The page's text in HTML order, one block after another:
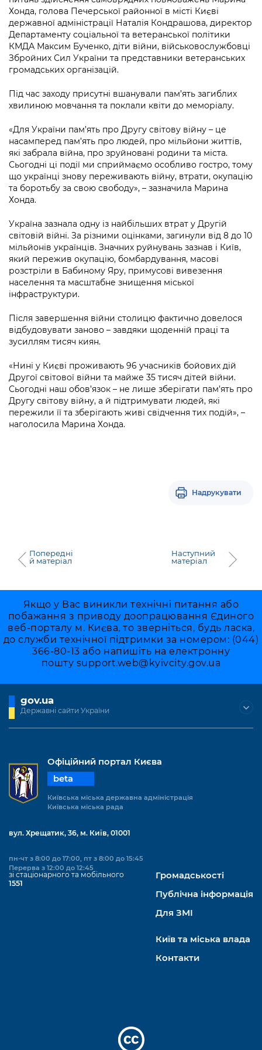
Підприємства, установи, організації
Kyiv International Relations
Річні звіти
Гендерна політика
Безбар'єрність
Київська міська військова адміністрація
Портал Захисників та Захисниць
Безбар'єрність
Портал послуг
Міський застосунок Київ Цифровий
Уряд» – місцевий рівень»
Важливе під час воєнного стану
Про відкриті дані
Портал даних Києва
Публічні дашборди
Хонда, голова Печерської районної в місті Києві
державної адміністрації Наталія Кондрашова, директор
Департаменту соціальної та ветеранської політики
КМДА Максим Бученко, діти війни, військовослужбовці
Збройних Сил України та представники ветеранських
громадських організацій.
Під час заходу присутні вшанували пам’ять загиблих
хвилиною мовчання та поклали квіти до меморіалу.
«Для України пам’ять про Другу світову війну – це
насамперед пам’ять про людей, про мільйони життів,
які забрала війна, про зруйновані родини та міста.
Сьогодні ці події ми сприймаємо особливо гостро, тому
що українці знову переживають війну, втрати, окупацію
та боротьбу за свою свободу», – зазначила Марина
Хонда.
Україна зазнала одну із найбільших втрат у Другій
світовій війні. За різними оцінками, загинули від 8 до 10
мільйонів українців. Значних руйнувань зазнав і Київ,
який пережив окупацію, бомбардування, масові
розстріли в Бабиному Яру, примусові вивезення
населення та масштабне знищення міської
інфраструктури.
Після завершення війни столицю фактично довелося
відбудовувати заново – завдяки щоденній праці та
зусиллям тисяч киян.
«Нині у Києві проживають 96 учасників бойових дій
Другої світової війни та майже 35 тисяч дітей війни.
Сьогодні наш обов’язок – не лише зберігати пам’ять про
Другу світову війну, а й підтримувати людей, які
пережили її та зберігають живі свідчення тих подій», –
наголосила Марина Хонда.
Надрукувати
Попередні
й матеріал
Наступний
матеріал
Якщо у Вас виникли технічні питання або
побажання з приводу доопрацювання Єдиного
веб-порталу м. Києва, то зверніться, будь ласка,
до служби технічної підтримки за номером: (044)
366-80-13 або напишіть на електронну
пошту support.web@kyivcity.gov.ua
gov.ua
Державні сайти України
Офіційний портал Києва
beta
Київська міська державна адміністрація
Київська міська рада
вул. Хрещатик, 36, м. Київ, 01001
пн-чт з 8:00 до 17:00, пт з 8:00 до 15:45
Перерва з 12:00 до 12:45
зі стаціонарного та мобільного
1551
Громадськості
Публічна інформація
Для ЗМІ
Київ та міська влада
Контакти